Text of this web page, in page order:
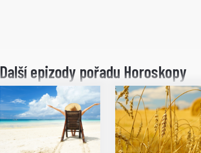
Další epizody pořadu Horoskopy